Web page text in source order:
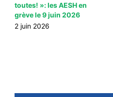
toutes! »: les AESH en
grève le 9 juin 2026
2 juin 2026